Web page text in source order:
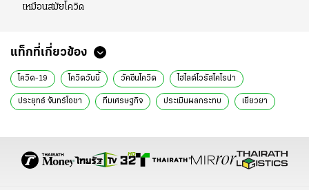
เหมือนสมัยโควิด
แท็กที่เกี่ยวข้อง
โควิด-19 โควิดวันนี้ วัคซีนโควิด ไฮไลต์ไวรัสโคโรน่า
ประยุทธ์ จันทร์โอชา ทีมเศรษฐกิจ ประเมินผลกระทบ เยียวยา